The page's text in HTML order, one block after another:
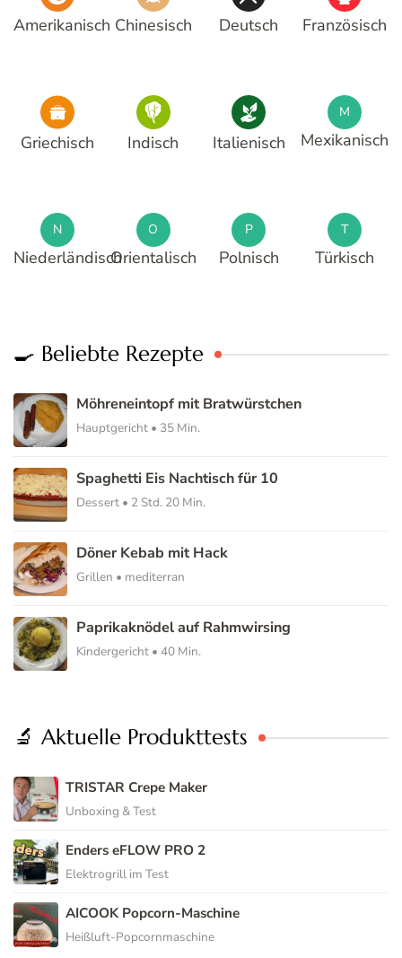
Amerikanisch Chinesisch Deutsch Französisch
Griechisch Indisch Italienisch
M
Mexikanisch
N
Niederländisch
O
Orientalisch
P
Polnisch
T
Türkisch
🍳 Beliebte Rezepte
Möhreneintopf mit Bratwürstchen
Hauptgericht • 35 Min.
Spaghetti Eis Nachtisch für 10
Dessert • 2 Std. 20 Min.
Döner Kebab mit Hack
Grillen • mediterran
Paprikaknödel auf Rahmwirsing
Kindergericht • 40 Min.
🔬 Aktuelle Produkttests
TRISTAR Crepe Maker
Unboxing & Test
Enders eFLOW PRO 2
Elektrogrill im Test
AICOOK Popcorn-Maschine
Heißluft-Popcornmaschine